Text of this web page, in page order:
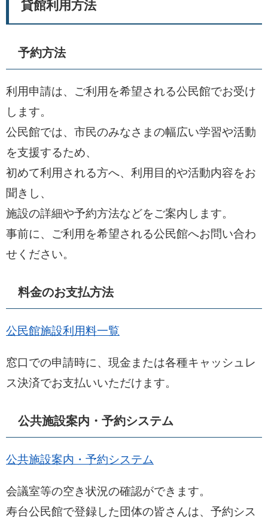
貸館利用方法
予約方法
利用申請は、ご利用を希望される公民館でお受け
します。
公民館では、市民のみなさまの幅広い学習や活動
を支援するため、
初めて利用される方へ、利用目的や活動内容をお
聞きし、
施設の詳細や予約方法などをご案内します。
事前に、ご利用を希望される公民館へお問い合わ
せください。
料金のお支払方法
公民館施設利用料一覧
窓口での申請時に、現金または各種キャッシュレ
ス決済でお支払いいただけます。
公共施設案内・予約システム
公共施設案内・予約システム
会議室等の空き状況の確認ができます。
寿台公民館で登録した団体の皆さんは、予約シス